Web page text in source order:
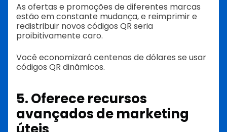
As ofertas e promoções de diferentes marcas
estão em constante mudança, e reimprimir e
redistribuir novos códigos QR seria
proibitivamente caro.
Você economizará centenas de dólares se usar
códigos QR dinâmicos.
5. Oferece recursos
avançados de marketing